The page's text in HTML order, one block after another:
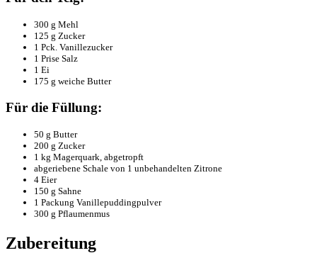
300 g Mehl
125 g Zucker
1 Pck. Vanillezucker
1 Prise Salz
1 Ei
175 g weiche Butter
Für die Füllung:
50 g Butter
200 g Zucker
1 kg Magerquark, abgetropft
abgeriebene Schale von 1 unbehandelten Zitrone
4 Eier
150 g Sahne
1 Packung Vanillepuddingpulver
300 g Pflaumenmus
Zubereitung